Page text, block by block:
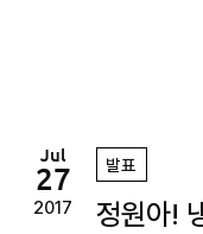
Jul
27
2017
발표
정원아!